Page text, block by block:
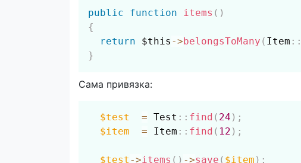
public function items ( )
{
return
$this ->belongsToMany ( Item ::
}
Сама привязка:
$test = Test :: find ( 24 ) ;
$item
= Item :: find ( 12 ) ;
$test ->items ( ) ->save ( $item ) ;